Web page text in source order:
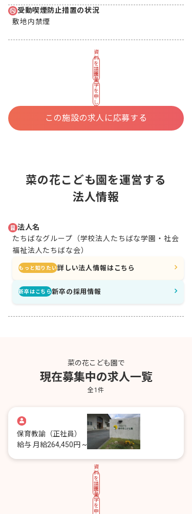
受動喫煙防止措置の状況
敷地内禁煙
資
料
を
請
求
す
る
園
見
学
を
申
し
む
この施設の求人に応募する
菜の花こども園を運営する
法人情報
法人名
たちばなグループ（学校法人たちばな学園・社会
福祉法人たちばな会）
もっと知りたい詳しい法人情報はこちら
新卒はこちら新卒の採用情報
菜の花こども園で
現在募集中の求人一覧
全 1件
保育教諭 （正社員）
給与 月給264,450円 ~
資
料
を
請
求
す
る
園
見
学
を
申